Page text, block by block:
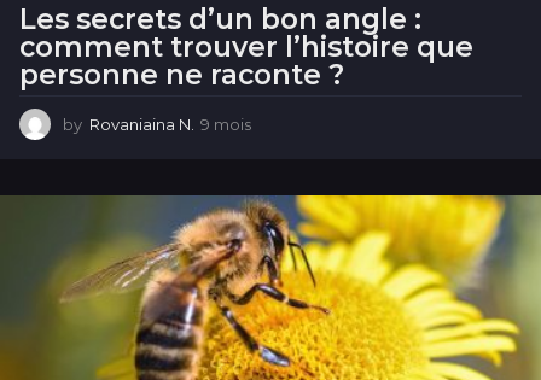
Les secrets d’un bon angle :
comment trouver l’histoire que
personne ne raconte ?
by Rovaniaina N. 9 mois
i
s